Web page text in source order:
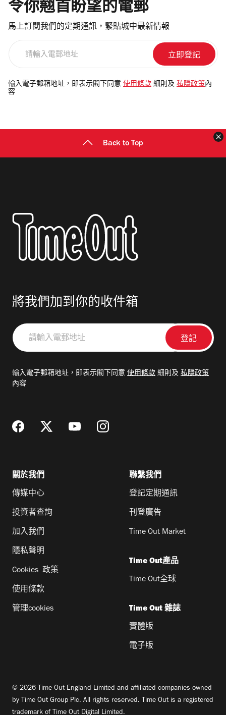
令你翹首盼望的電郵
馬上訂閱我們的定期通訊，緊貼城中最新情報
電
郵
輸入電子郵箱地址，即表示閣下同意 使用條款 細則及 私隱政策 內
容
Back to Top
將我們加到你的收件箱
請
輸
郵
輸入電子郵箱地址，即表示閣下同意 使用條款 細則及 私隱政策
內容
關於我們
傳媒中心
投資者查詢
加入我們
隱私聲明
Cookies 政策
使用條款
管理cookies
聯繫我們
登記定期通訊
刊登廣告
Time Out Market
Time Out產品
Time Out全球
Time Out 雜誌
實體版
電子版
© 2026 Time Out England Limited and affiliated companies owned
by Time Out Group Plc. All rights reserved. Time Out is a registered
trademark of Time Out Digital Limited.